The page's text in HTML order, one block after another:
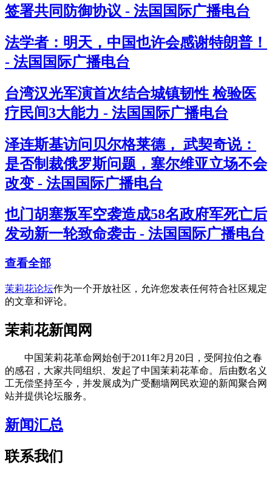
签署共同防御协议 - 法国国际广播电台
法学者：明天，中国也许会感谢特朗普！
- 法国国际广播电台
台湾汉光军演首次结合城镇韧性 检验医
疗民间3大能力 - 法国国际广播电台
泽连斯基访问贝尔格莱德， 武契奇说：
是否制裁俄罗斯问题，塞尔维亚立场不会
改变 - 法国国际广播电台
也门胡塞叛军空袭造成58名政府军死亡后
发动新一轮致命袭击 - 法国国际广播电台
查看全部
茉莉花论坛作为一个开放社区，允许您发表任何符合社区规定
的文章和评论。
茉莉花新闻网
中国茉莉花革命网始创于2011年2月20日，受阿拉伯之春
的感召，大家共同组织、发起了中国茉莉花革命。后由数名义
工无偿坚持至今，并发展成为广受翻墙网民欢迎的新闻聚合网
站并提供论坛服务。
新闻汇总
联系我们